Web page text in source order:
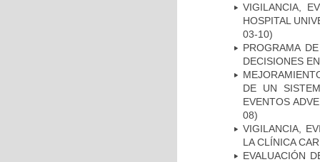
VIGILANCIA,
HOSPITAL
03-10)
PROGRAMA
DECISIONES
DE UN
EVENTOS
08)
VIGILANCIA,
LA CLÍNICA
EVALUACIÓN